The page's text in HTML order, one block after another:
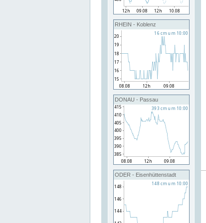
RHEIN - Koblenz
DONAU - Passau
ODER - Eisenhüttenstadt